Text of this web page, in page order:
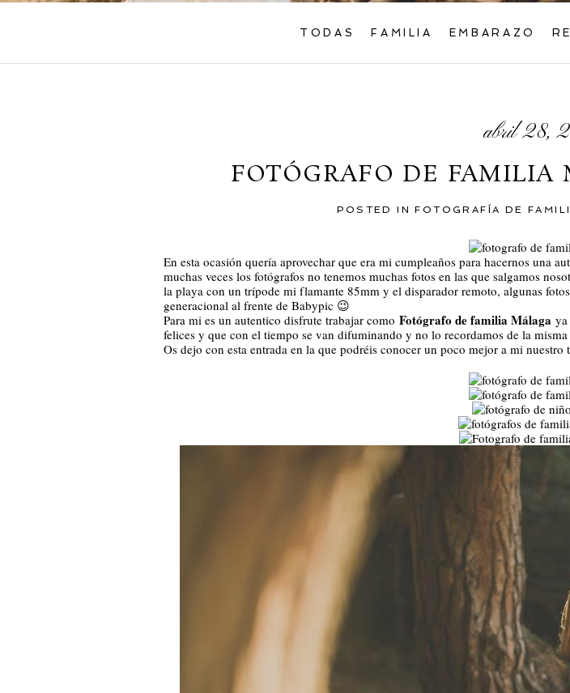
TODAS FAMILIA EMBARAZO
abril 28,
FOTÓGRAFO DE
POSTED INFOTOGRAFÍA DE
En esta ocasión quería aprovechar que era mi cumpleaños para hacernos una
muchas veces los fotógrafos no tenemos muchas fotos en las que salgamos
la playa con un trípode mi flamante 85mm y el disparador remoto, algunas
generacional al frente de Babypic 😉
Para mi es un autentico disfrute trabajar como Fotógrafo de familia Málaga ya
felices y que con el tiempo se van difuminando y no lo recordamos de la
Os dejo con esta entrada en la que podréis conocer un poco mejor a mi nuestro